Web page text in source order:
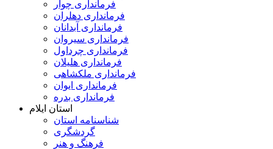
فرمانداری چوار
فرمانداری دهلران
فرمانداری آبدانان
فرمانداری سیروان
فرمانداری چرداول
فرمانداری هلیلان
فرمانداری ملکشاهی
فرمانداری ایوان
فرمانداری بدره
استان ایلام
شناسنامه استان
گردشگری
فرهنگ و هنر